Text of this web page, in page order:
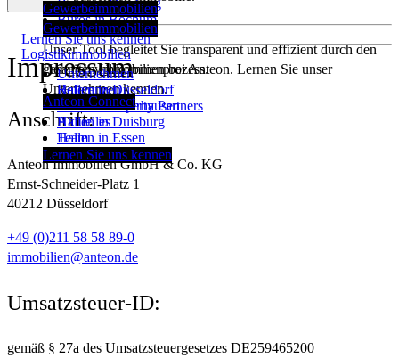
Gewerbeimmobilien
Unser Tool begleitet Sie transparent und effizient durch den
gesamten Immobilienprozess.
Anteon Connect
Gewerbeimmobilien
Herzlich willkommen bei Anteon. Lernen Sie unser
Unternehmen kennen.
Lernen Sie uns kennen
Büros in Duisburg
Büros in Bochum
Logistikimmobilien
Hallen in Düsseldorf
Hallen in Oberhausen
Hallen in Duisburg
Hallen in Essen
Lernen Sie uns kennen
Unternehmen
Referenzen
German Property Partners
Aktuelles
Team
Karriere
Impressum
Anschrift:
Anteon Immobilien GmbH & Co. KG
Ernst-Schneider-Platz 1
40212 Düsseldorf
+49 (0)211 58 58 89-0
immobilien@anteon.de
Umsatzsteuer-ID:
gemäß § 27a des Umsatzsteuergesetzes DE259465200